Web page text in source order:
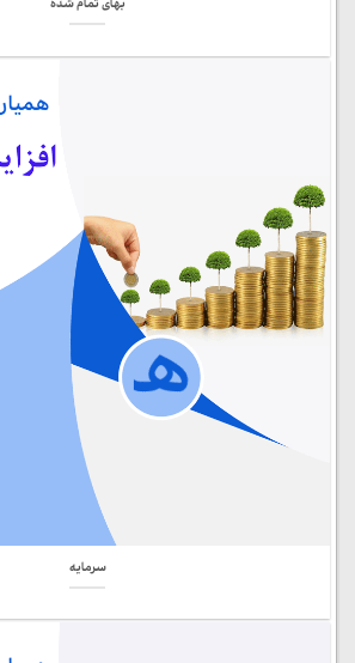
بهای تمام شده
سرمایه